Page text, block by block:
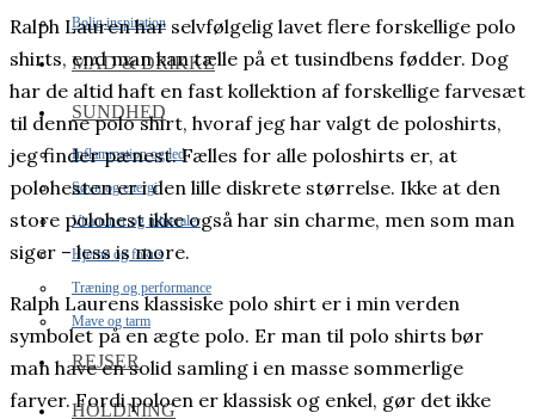
Bolig inspiration
MAD & DRIKKE
SUNDHED
Inflammation og led
Søvn og energi
Vitaminer og mineraler
Hjerne og fokus
Træning og performance
Mave og tarm
REJSER
HOLDNING
Ralph Lauren har selvfølgelig lavet flere forskellige polo
shirts, end man kan tælle på et tusindbens fødder. Dog
har de altid haft en fast kollektion af forskellige farvesæt
til denne polo shirt, hvoraf jeg har valgt de poloshirts,
jeg finder pænest. Fælles for alle poloshirts er, at
polohesten er i den lille diskrete størrelse. Ikke at den
store polohest ikke også har sin charme, men som man
siger – less is more.
Ralph Laurens klassiske polo shirt er i min verden
symbolet på en ægte polo. Er man til polo shirts bør
man have en solid samling i en masse sommerlige
farver. Fordi poloen er klassisk og enkel, gør det ikke